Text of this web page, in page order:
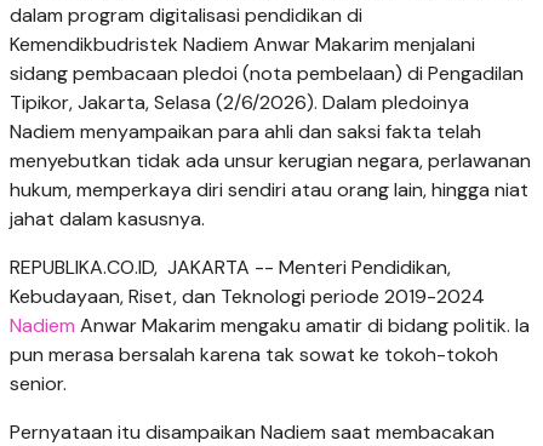
dalam program digitalisasi pendidikan di
Kemendikbudristek Nadiem Anwar Makarim menjalani
sidang pembacaan pledoi (nota pembelaan) di Pengadilan
Tipikor, Jakarta, Selasa (2/6/2026). Dalam pledoinya
Nadiem menyampaikan para ahli dan saksi fakta telah
menyebutkan tidak ada unsur kerugian negara, perlawanan
hukum, memperkaya diri sendiri atau orang lain, hingga niat
jahat dalam kasusnya.
REPUBLIKA.CO.ID, JAKARTA -- Menteri Pendidikan,
Kebudayaan, Riset, dan Teknologi periode 2019-2024
Nadiem Anwar Makarim mengaku amatir di bidang politik. Ia
pun merasa bersalah karena tak sowat ke tokoh-tokoh
senior.
Pernyataan itu disampaikan Nadiem saat membacakan